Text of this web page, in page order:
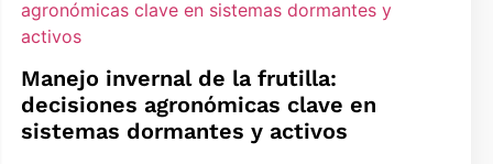
Manejo invernal de la frutilla:
decisiones agronómicas clave en
sistemas dormantes y activos